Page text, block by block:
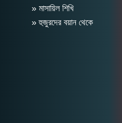
» মাসায়িল শিখি
» হুজুরদের বয়ান থেকে